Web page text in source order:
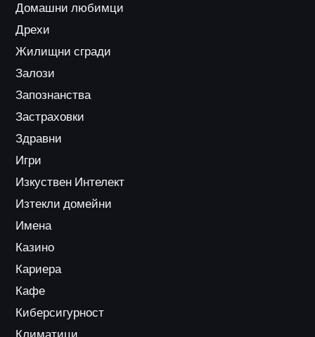
Домашни любимци
Дрехи
Жилищни сгради
Залози
Запознанства
Застраховки
Здравни
Игри
Изкуствен Интелект
Изтекли домейни
Имена
Казино
Кариера
Кафе
Киберсигурност